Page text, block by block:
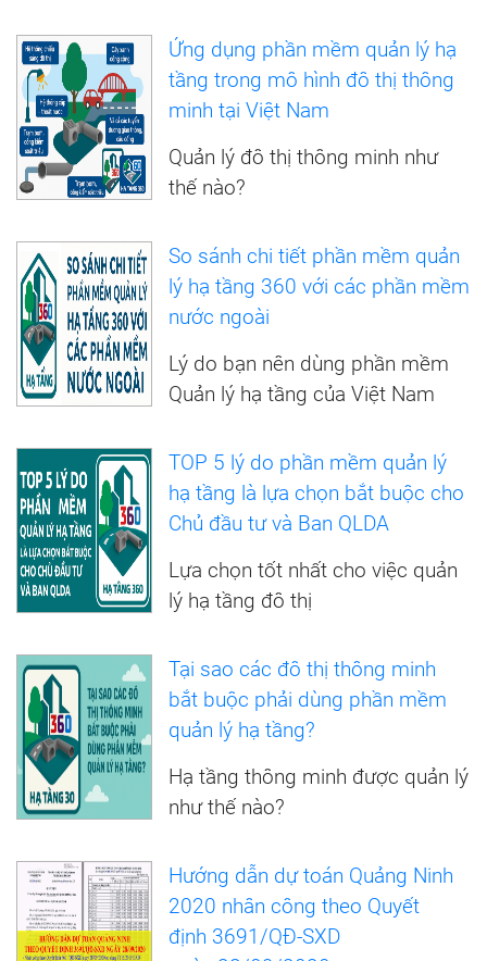
Ứng dụng phần mềm quản lý hạ
tầng trong mô hình đô thị thông
minh tại Việt Nam
Quản lý đô thị thông minh như
thế nào?
So sánh chi tiết phần mềm quản
lý hạ tầng 360 với các phần mềm
nước ngoài
Lý do bạn nên dùng phần mềm
Quản lý hạ tầng của Việt Nam
TOP 5 lý do phần mềm quản lý
hạ tầng là lựa chọn bắt buộc cho
Chủ đầu tư và Ban QLDA
Lựa chọn tốt nhất cho việc quản
lý hạ tầng đô thị
Tại sao các đô thị thông minh
bắt buộc phải dùng phần mềm
quản lý hạ tầng?
Hạ tầng thông minh được quản lý
như thế nào?
Hướng dẫn dự toán Quảng Ninh
2020 nhân công theo Quyết
định 3691/QĐ-SXD